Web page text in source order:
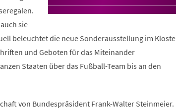
in
einem
sie
beleuchtet die neue Sonderausstellung im
und Geboten für das Miteinander
Staaten über das Fußball-Team bis an den
von Bundespräsident Frank-Walter Steinmeier.